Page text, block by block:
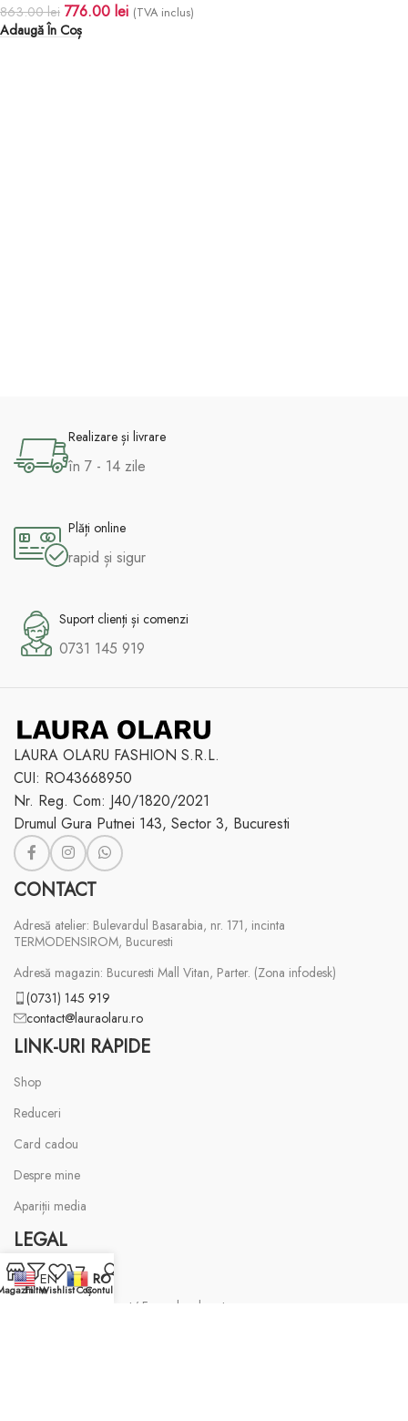
863.00lei 776.00 lei (TVA inclus)
Adaugă În Coș
Realizare și livrare
în 7 - 14 zile
Plăți online
rapid și sigur
Suport clienți și comenzi
0731 145 919
LAURA OLARU FASHION S.R.L.
CUI: RO43668950
Nr. Reg. Com: J40/1820/2021
Drumul Gura Putnei 143, Sector 3, Bucuresti
CONTACT
Adresă atelier: Bulevardul Basarabia, nr. 171, incinta
TERMODENSIROM, Bucuresti
Adresă magazin: Bucuresti Mall Vitan, Parter. (Zona infodesk)
(0731) 145 919
contact@lauraolaru.ro
LINK-URI RAPIDE
Shop
Reduceri
Card cadou
Despre mine
Apariții media
LEGAL
Termeni și condiții
Retragere din contract/ Formular de retur
FiltreWishlistCoșContul meu
EN RO